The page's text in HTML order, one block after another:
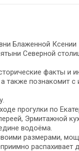
Блаженной Ксении
Северной
факты и
также познакомит с
прогулки по
Эрмитажной
водоёма.
размерами,
распахивает